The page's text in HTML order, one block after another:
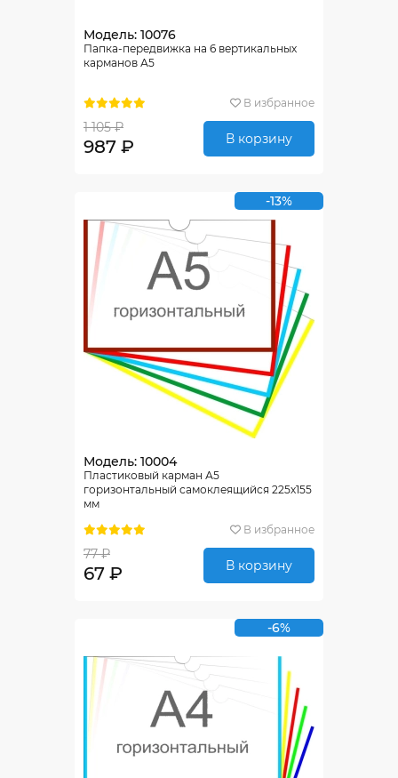
Модель: 10076
Папка-передвижка на 6 вертикальных
карманов А5
В избранное
1 105 ₽
987 ₽ В корзину
-13%
Модель: 10004
Пластиковый карман А5
горизонтальный самоклеящийся 225х155
мм
В избранное
77 ₽
67 ₽ В корзину
-6%